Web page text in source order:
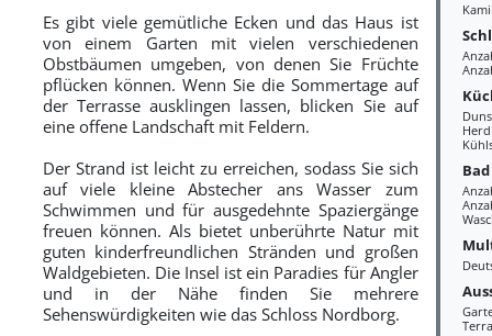
Herd
Bad
Es gibt viele gemütliche Ecken und das Haus ist
von einem Garten mit vielen verschiedenen
Obstbäumen umgeben, von denen Sie Früchte
pflücken können. Wenn Sie die Sommertage auf
der Terrasse ausklingen lassen, blicken Sie auf
eine offene Landschaft mit Feldern.
Der Strand ist leicht zu erreichen, sodass Sie sich
auf viele kleine Abstecher ans Wasser zum
Schwimmen und für ausgedehnte Spaziergänge
freuen können. Als bietet unberührte Natur mit
guten kinderfreundlichen Stränden und großen
Waldgebieten. Die Insel ist ein Paradies für Angler
und in der Nähe finden Sie mehrere
Sehenswürdigkeiten wie das Schloss Nordborg.